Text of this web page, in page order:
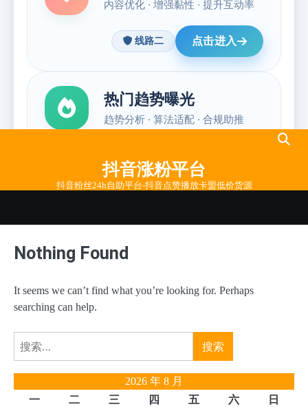
抖音涨粉平台
抖音粉丝24h自助平台-抖音点赞播放卡盟低价货源
Nothing Found
It seems we can’t find what you’re looking for. Perhaps
searching can help.
搜
索：
2026 年 8 月
一
二 三 四 五 六
日